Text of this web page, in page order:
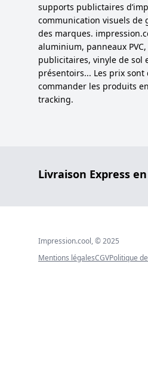
supports publictaires
communication visuels de
des marques.
aluminium, panneaux
publicitaires, vinyle de sol
présentoirs... Les prix
commander les produits
tracking.
Livraison Express
Impression.cool, © 2025
Mentions légalesCGVPolitique